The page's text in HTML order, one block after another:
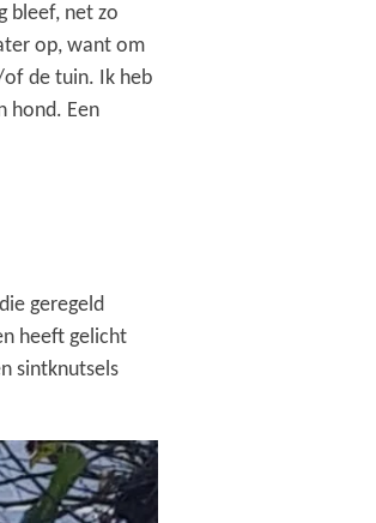
bleef, net zo
op, want om
de tuin. Ik heb
hond. Een
geregeld
heeft gelicht
sintknutsels